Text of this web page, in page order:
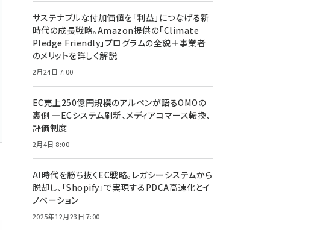
サステナブルな付加価値を「利益」につなげる新
時代の成長戦略。Amazon提供の「Climate
Pledge Friendly」プログラムの全貌＋事業者
のメリットを詳しく解説
2月24日 7:00
EC売上250億円規模のアルペンが語るOMOの
裏側 ―ECシステム刷新、メディアコマース転換、
評価制度
2月4日 8:00
AI時代を勝ち抜くEC戦略。レガシーシステムから
脱却し、「Shopify」で実現するPDCA高速化とイ
ノベーション
2025年12月23日 7:00